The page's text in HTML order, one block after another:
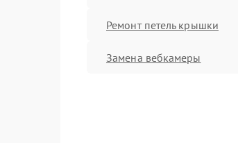
Ремонт петель крышки
Замена вебкамеры